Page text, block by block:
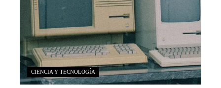
CIENCIA Y TECNOLOGÍA